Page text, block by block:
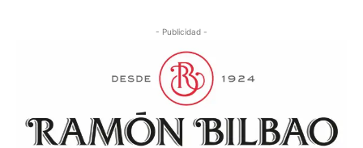
- Publicidad -